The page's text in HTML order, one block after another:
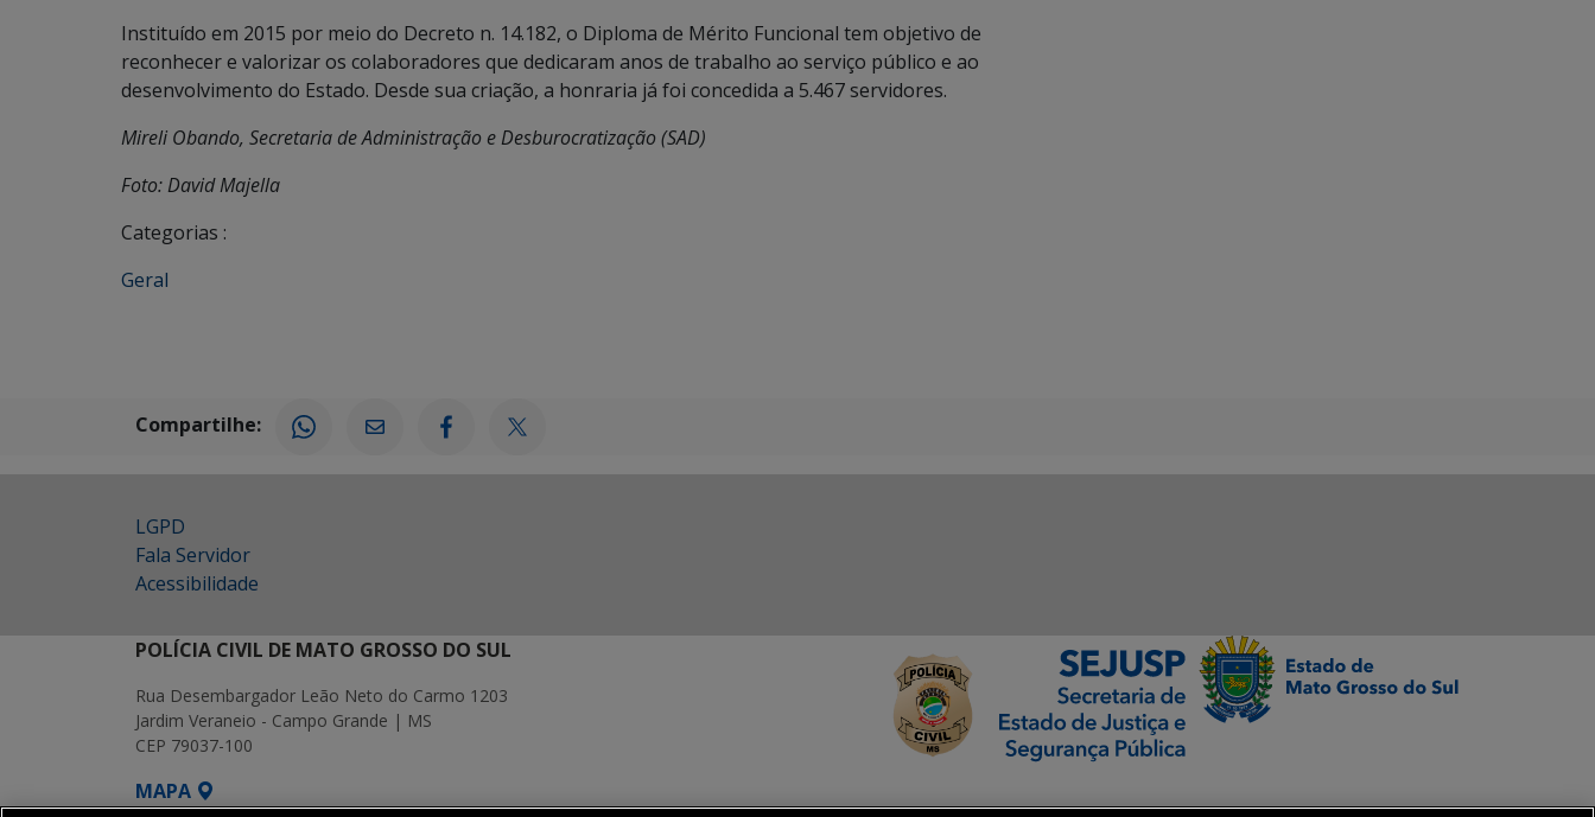
Instituído em 2015 por meio do Decreto n. 14.182, o Diploma de Mérito Funcional tem objetivo de
reconhecer e valorizar os colaboradores que dedicaram anos de trabalho ao serviço público e ao
desenvolvimento do Estado. Desde sua criação, a honraria já foi concedida a 5.467 servidores.
Mireli Obando, Secretaria de Administração e Desburocratização (SAD)
Foto: David Majella
Categorias :
Geral
Compartilhe:
LGPD
Fala Servidor
Acessibilidade
POLÍCIA CIVIL DE MATO GROSSO DO SUL
Rua Desembargador Leão Neto do Carmo 1203
Jardim Veraneio - Campo Grande | MS
CEP 79037-100
MAPA